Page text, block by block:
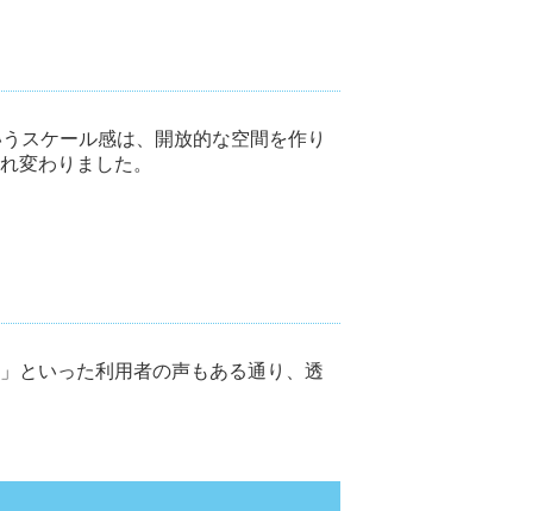
スケール感は、開放的な空間を作り
変わりました。
といった利用者の声もある通り、透